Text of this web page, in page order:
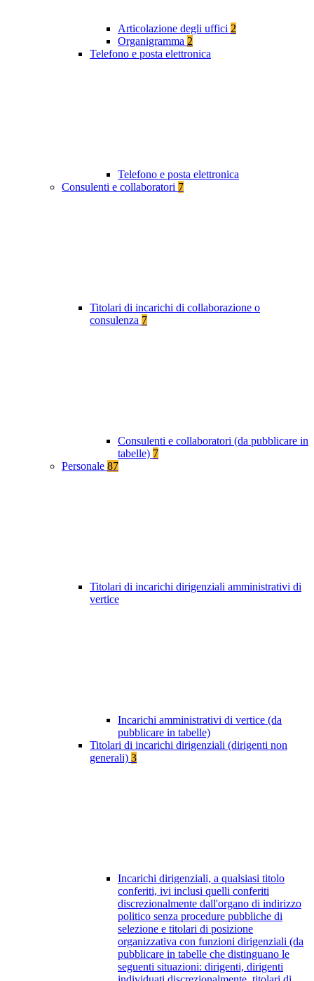
Articolazione degli uffici 2
Organigramma 2
Telefono e posta elettronica
Telefono e posta elettronica
Consulenti e collaboratori 7
Titolari di incarichi di collaborazione o
consulenza 7
Consulenti e collaboratori (da pubblicare in
tabelle) 7
Personale 87
Titolari di incarichi dirigenziali amministrativi di
vertice
Incarichi amministrativi di vertice (da
pubblicare in tabelle)
Titolari di incarichi dirigenziali (dirigenti non
generali) 3
Incarichi dirigenziali, a qualsiasi titolo
conferiti, ivi inclusi quelli conferiti
discrezionalmente dall'organo di indirizzo
politico senza procedure pubbliche di
selezione e titolari di posizione
organizzativa con funzioni dirigenziali (da
pubblicare in tabelle che distinguano le
seguenti situazioni: dirigenti, dirigenti